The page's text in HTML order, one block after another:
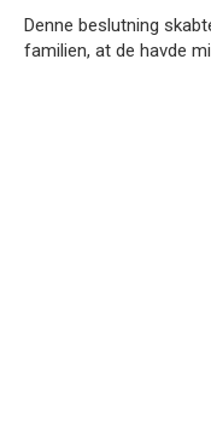
Denne beslutning
familien, at de havde